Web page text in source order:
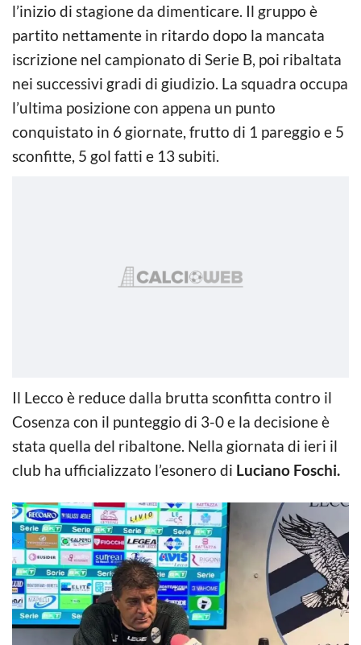
l’inizio di stagione da dimenticare. Il gruppo è
partito nettamente in ritardo dopo la mancata
iscrizione nel campionato di Serie B, poi ribaltata
nei successivi gradi di giudizio. La squadra occupa
l’ultima posizione con appena un punto
conquistato in 6 giornate, frutto di 1 pareggio e 5
sconfitte, 5 gol fatti e 13 subiti.
Il Lecco è reduce dalla brutta sconfitta contro il
Cosenza con il punteggio di 3-0 e la decisione è
stata quella del ribaltone. Nella giornata di ieri il
club ha ufficializzato l’esonero di Luciano Foschi.